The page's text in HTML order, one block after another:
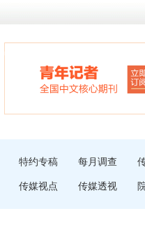
特约专稿 每月调查
传媒视点 传媒透视